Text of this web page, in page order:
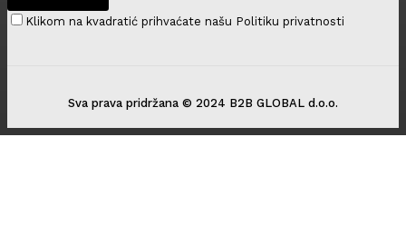
Klikom na kvadratić prihvaćate našu Politiku privatnosti
Sva prava pridržana © 2024 B2B GLOBAL d.o.o.